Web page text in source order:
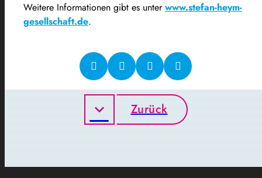
Weitere Informationen gibt es unterwww.stefan-heym-
gesellschaft.de.
Zurück